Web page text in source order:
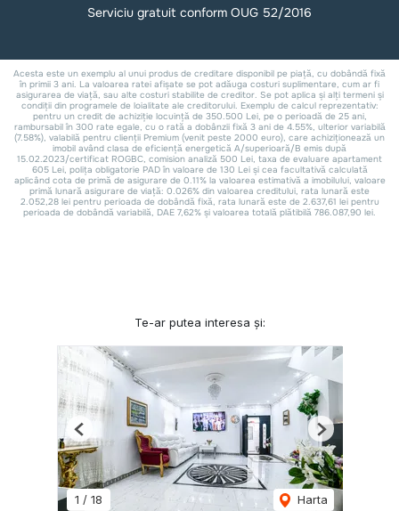
Te-ar putea interesa și:
1 / 18 Harta
Previous Next